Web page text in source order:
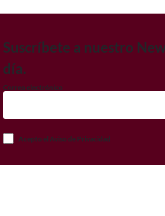
Suscríbete a nuestro
día.
Correo electrónico
Acepto el Aviso de Privacidad